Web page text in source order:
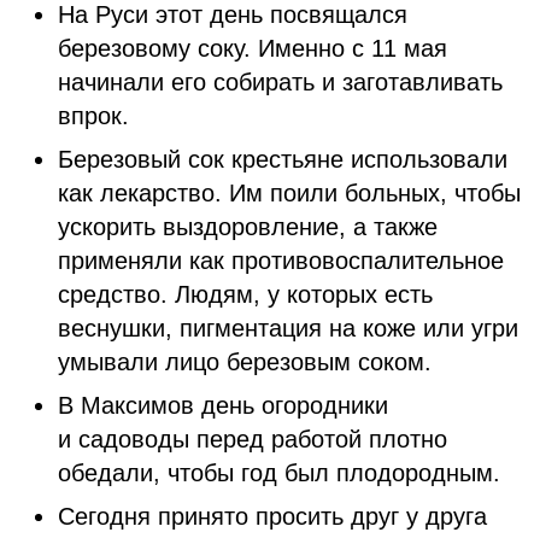
На Руси этот день посвящался
березовому соку. Именно с 11 мая
начинали его собирать и заготавливать
впрок.
Березовый сок крестьяне использовали
как лекарство. Им поили больных, чтобы
ускорить выздоровление, а также
применяли как противовоспалительное
средство. Людям, у которых есть
веснушки, пигментация на коже или угри
умывали лицо березовым соком.
В Максимов день огородники
и садоводы перед работой плотно
обедали, чтобы год был плодородным.
Сегодня принято просить друг у друга